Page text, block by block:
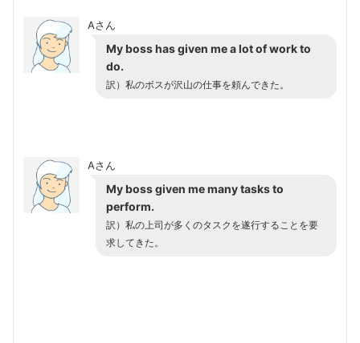
Aさん
My boss has given me a lot of work to
do.
訳）私のボスが沢山の仕事を頼んできた。
Aさん
My boss given me many tasks to
perform.
訳）私の上司が多くのタスクを遂行することを要
求してきた。